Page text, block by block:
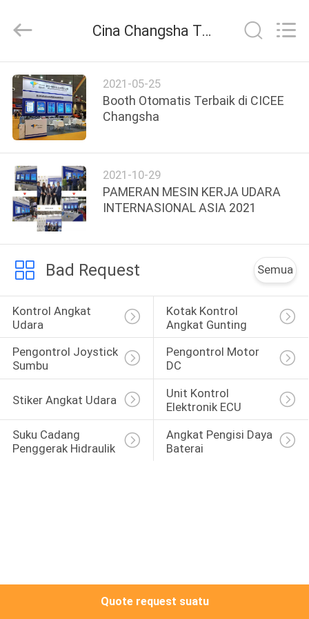
RUMAH
PRODUK
VIDEO
TENTANG
KAMI
TUR
PABRIK
KONTROL
KUALITAS
HUBUNGI
KAMI
PRIVACY
Rights
by
ECER
Cina Changsha Top-Auto Technology Co., Ltd Berita perusahaan
2021-05-25
Booth Otomatis Terbaik di CICEE
Changsha
2021-10-29
PAMERAN MESIN KERJA UDARA
INTERNASIONAL ASIA 2021
Bad Request Semua
Kontrol Angkat
Udara
Kotak Kontrol
Angkat Gunting
Pengontrol Joystick
Sumbu
Pengontrol Motor
DC
Stiker Angkat Udara
Unit Kontrol
Elektronik ECU
Suku Cadang
Penggerak Hidraulik
Angkat Pengisi Daya
Baterai
Quote request suatu